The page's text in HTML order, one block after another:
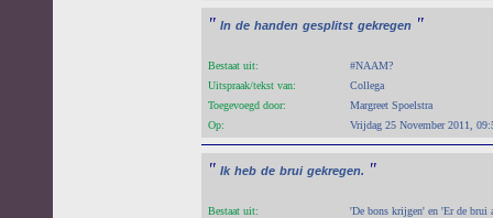
" In de handen gesplitst gekregen "
Bestaat uit:
#NAAM?
Uitspraak/tekst van:
Collega
Toegevoegd door:
Margreet Spoelstra
Op:
Vrijdag 25 November 2011,
" Ik heb de brui gekregen. "
Bestaat uit:
'De bons krijgen' en 'Er de brui